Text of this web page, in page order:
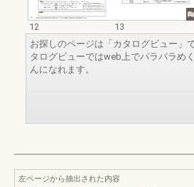
12
13
お探しのページは「カタログビュー」
タログビューではweb上でパラパラめ
んになれます。
左ページから抽出された内容